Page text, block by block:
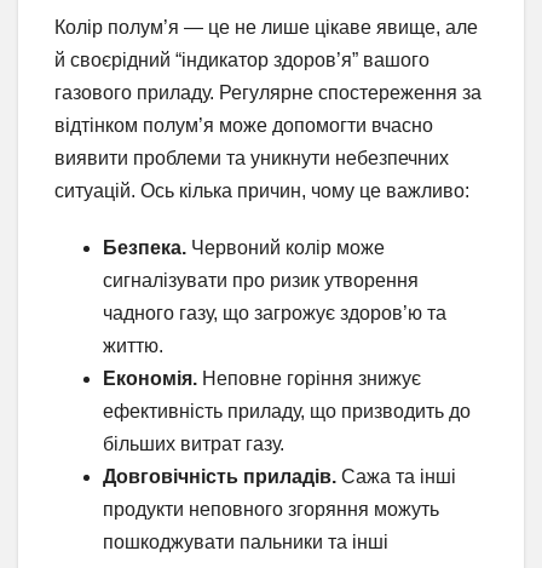
Колір полум’я — це не лише цікаве явище, але
й своєрідний “індикатор здоров’я” вашого
газового приладу. Регулярне спостереження за
відтінком полум’я може допомогти вчасно
виявити проблеми та уникнути небезпечних
ситуацій. Ось кілька причин, чому це важливо:
Безпека. Червоний колір може
сигналізувати про ризик утворення
чадного газу, що загрожує здоров’ю та
життю.
Економія. Неповне горіння знижує
ефективність приладу, що призводить до
більших витрат газу.
Довговічність приладів. Сажа та інші
продукти неповного згоряння можуть
пошкоджувати пальники та інші